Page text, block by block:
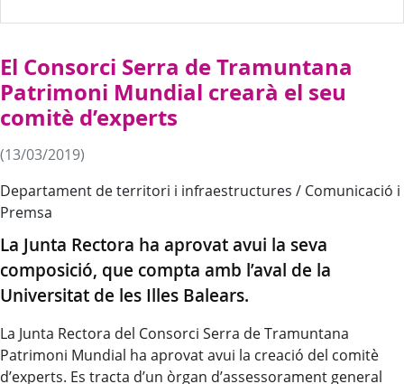
El Consorci Serra de Tramuntana
Patrimoni Mundial crearà el seu
comitè d’experts
(13/03/2019)
Departament de territori i infraestructures / Comunicació i
Premsa
La Junta Rectora ha aprovat avui la seva
composició, que compta amb l’aval de la
Universitat de les Illes Balears.
La Junta Rectora del Consorci Serra de Tramuntana
Patrimoni Mundial ha aprovat avui la creació del comitè
d’experts. Es tracta d’un òrgan d’assessorament general